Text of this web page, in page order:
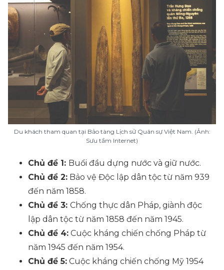
Du khách tham quan tại Bảo tàng Lịch sử Quân sự Việt Nam. (Ảnh:
Sưu tầm Internet)
Chủ đề 1: Buổi đầu dựng nước và giữ nước.
Chủ đề 2: Bảo vệ Độc lập dân tộc từ năm 939
đến năm 1858.
Chủ đề 3: Chống thực dân Pháp, giành độc
lập dân tộc từ năm 1858 đến năm 1945.
Chủ đề 4: Cuộc kháng chiến chống Pháp từ
năm 1945 đến năm 1954.
Chủ đề 5: Cuộc kháng chiến chống Mỹ 1954